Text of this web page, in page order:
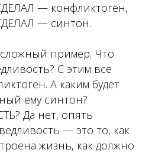
— конфликтоген,
— синтон.
пример. Что
С этим все
А каким будет
ему синтон?
Да нет, опять
— это то, как
жизнь, как должно